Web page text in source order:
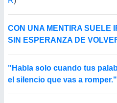
CON UNA MENTIRA SUELE
SIN ESPERANZA DE
"Habla solo cuando tus
el silencio que vas a romper."